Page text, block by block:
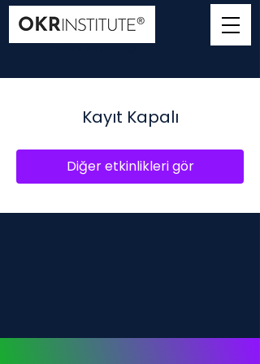
Türkiye Temsilciliği
Kayıt Kapalı
Diğer etkinlikleri gör